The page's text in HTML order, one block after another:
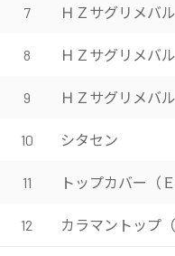
7 ＨＺサグリメバ
8 ＨＺサグリメバ
9 ＨＺサグリメバ
10 シタセン
11 トップカバー（
12 カラマントップ